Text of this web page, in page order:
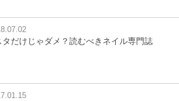
タだけじゃダメ？読むべきネイル専門誌